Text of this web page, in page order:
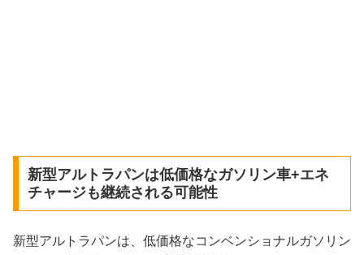
新型アルトラパンは低価格なガソリン車+エネ
チャージも継続される可能性
新型アルトラパンは、低価格なコンベンショナルガソリン